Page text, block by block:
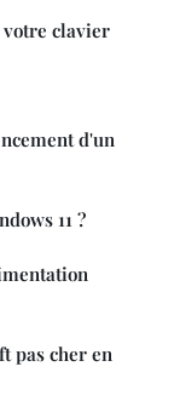
votre clavier
d'un
11 ?
pas cher en